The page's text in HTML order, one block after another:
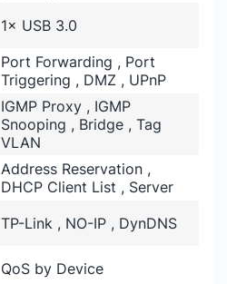
1× USB 3.0
Port Forwarding , Port
Triggering , DMZ , UPnP
IGMP Proxy , IGMP
Snooping , Bridge , Tag
VLAN
Address Reservation ,
DHCP Client List , Server
TP-Link , NO-IP , DynDNS
QoS by Device